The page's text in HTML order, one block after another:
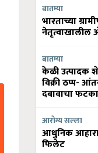
बातम्या
भारताच्या
नेतृत्वाखालील
बातम्या
केळी उत्पादक
विक्री ठप्प-
दबावाचा
आरोग्य सल्ला
आधुनिक
फिलेट